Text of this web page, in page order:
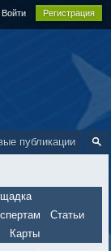
Войти Регистрация
публикации
Статьи
Карты